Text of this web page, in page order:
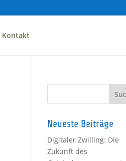
Kontakt
Neueste Beiträge
Digitaler Zwilling: Die
Zukunft des